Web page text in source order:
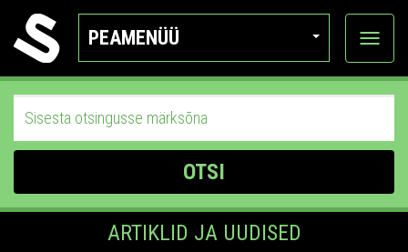
PEAMENÜÜ
Ava
OTSI
ARTIKLID JA UUDISED